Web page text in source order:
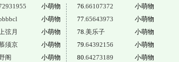
小萌物
小萌物
弦月
小萌物
须京
小萌物
阁
小萌物
76.66107372
小萌物
77.65643973
小萌物
78.美乐子
小萌物
79.64392156
小萌物
80.64273189
小萌物